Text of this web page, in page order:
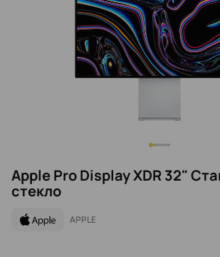
Apple Pro Display XDR 32"
стекло
APPLE